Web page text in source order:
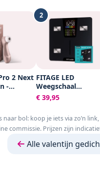
2 Next
-
2
FITAGE LED
Weegschaal
Digitaal - Slimme
Lichaamsanalyse -
Weegschalen -
€ 39,95
naar bol: koop je iets via zo’n
commissie. Prijzen zijn
Alle valentijn